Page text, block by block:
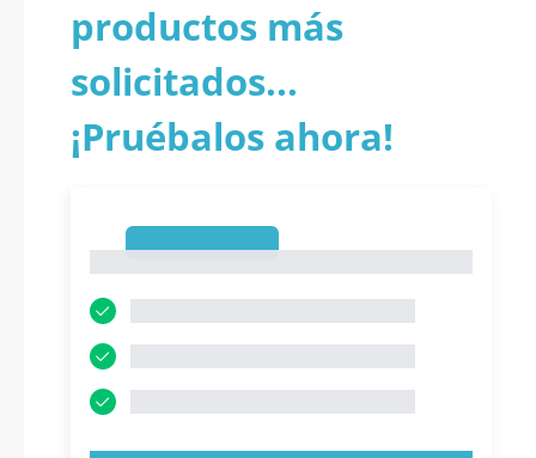
productos más
solicitados...
¡Pruébalos ahora!